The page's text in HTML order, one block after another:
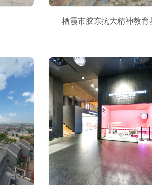
栖霞市胶东抗大精神教育